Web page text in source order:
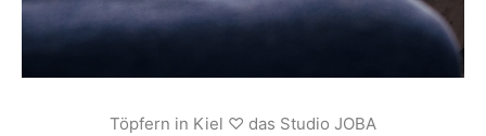
Töpfern in Kiel ♡ das Studio JOBA